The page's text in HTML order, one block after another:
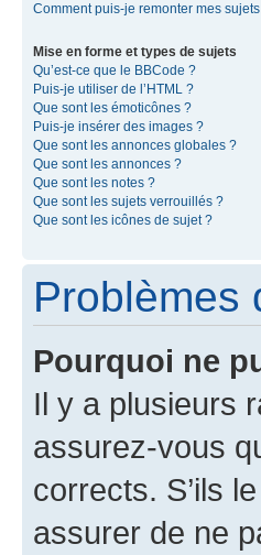
Comment puis-je remonter mes
Mise en forme et types de sujets
Qu’est-ce que le BBCode ?
Puis-je utiliser de l’HTML ?
Que sont les émoticônes ?
Puis-je insérer des images ?
Que sont les annonces globales ?
Que sont les annonces ?
Que sont les notes ?
Que sont les sujets verrouillés ?
Que sont les icônes de sujet ?
Problèmes
Pourquoi ne
Il y a plusieurs
assurez-vous
corrects. S’ils
assurer de ne